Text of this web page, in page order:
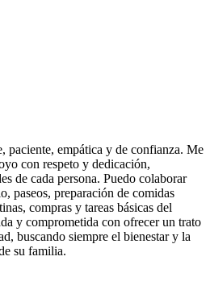
paciente, empática y de confianza. Me
con respeto y dedicación,
de cada persona. Puedo colaborar
paseos, preparación de comidas
compras y tareas básicas del
y comprometida con ofrecer un trato
buscando siempre el bienestar y la
su familia.